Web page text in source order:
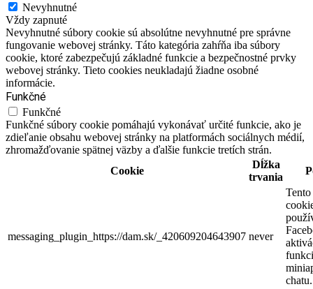
Nevyhnutné
Vždy zapnuté
Nevyhnutné súbory cookie sú absolútne nevyhnutné pre správne
fungovanie webovej stránky. Táto kategória zahŕňa iba súbory
cookie, ktoré zabezpečujú základné funkcie a bezpečnostné prvky
webovej stránky. Tieto cookies neukladajú žiadne osobné
informácie.
Funkčné
Funkčné
Funkčné súbory cookie pomáhajú vykonávať určité funkcie, ako je
zdieľanie obsahu webovej stránky na platformách sociálnych médií,
zhromažďovanie spätnej väzby a ďalšie funkcie tretích strán.
Cookie
Dĺžka
trvania
messaging_plugin_https://dam.sk/_420609204643907 never
chatu.